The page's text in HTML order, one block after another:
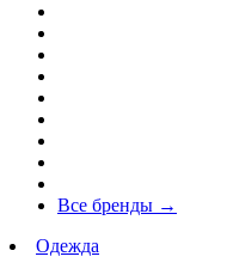
Все бренды →
Одежда